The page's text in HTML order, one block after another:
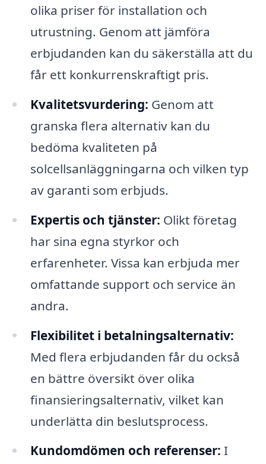
olika priser för installation och
utrustning. Genom att jämföra
erbjudanden kan du säkerställa att du
får ett konkurrenskraftigt pris.
Kvalitetsvurdering: Genom att
granska flera alternativ kan du
bedöma kvaliteten på
solcellsanläggningarna och vilken typ
av garanti som erbjuds.
Expertis och tjänster: Olikt företag
har sina egna styrkor och
erfarenheter. Vissa kan erbjuda mer
omfattande support och service än
andra.
Flexibilitet i betalningsalternativ:
Med flera erbjudanden får du också
en bättre översikt över olika
finansieringsalternativ, vilket kan
underlätta din beslutsprocess.
Kundomdömen och referenser: I